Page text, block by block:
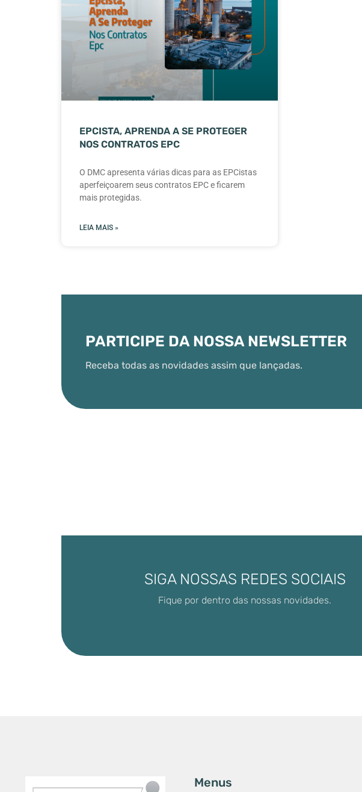
EPCISTA, APRENDA A SE PROTEGER
NOS CONTRATOS EPC
O DMC apresenta várias dicas para as EPCistas
aperfeiçoarem seus contratos EPC e ficarem
mais protegidas.
LEIA MAIS »
PARTICIPE DA NOSSA NEWSLETTER
Receba todas as novidades assim que lançadas.
SIGA NOSSAS REDES SOCIAIS
Fique por dentro das nossas novidades.
Menus